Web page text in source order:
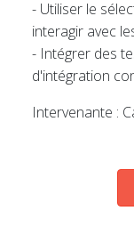
- Utiliser le
interagir avec
- Intégrer des
d'intégration
Intervenante :